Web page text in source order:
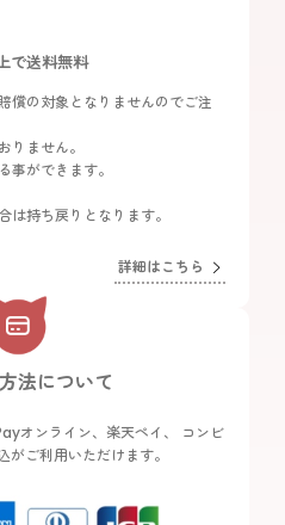
で送料無料
償の対象となりませんのでご注
りません。
事ができます。
は持ち戻りとなります。
詳細はこちら
法について
オンライン、楽天ペイ、 コンビ
ご利用いただけます。